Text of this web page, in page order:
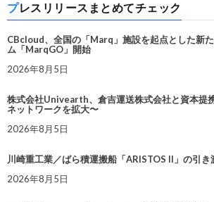
プレスリリースまとめてチェック
CBcloud、全国の「Marq」施設を起点とした新
ム「MarqGO」開始
2026年8月5日
株式会社Univearth、倉吉運送株式会社と資本提
ネットワークを拡大〜
2026年8月5日
川崎重工業／ばら積運搬船「ARISTOS II」の引き
2026年8月5日